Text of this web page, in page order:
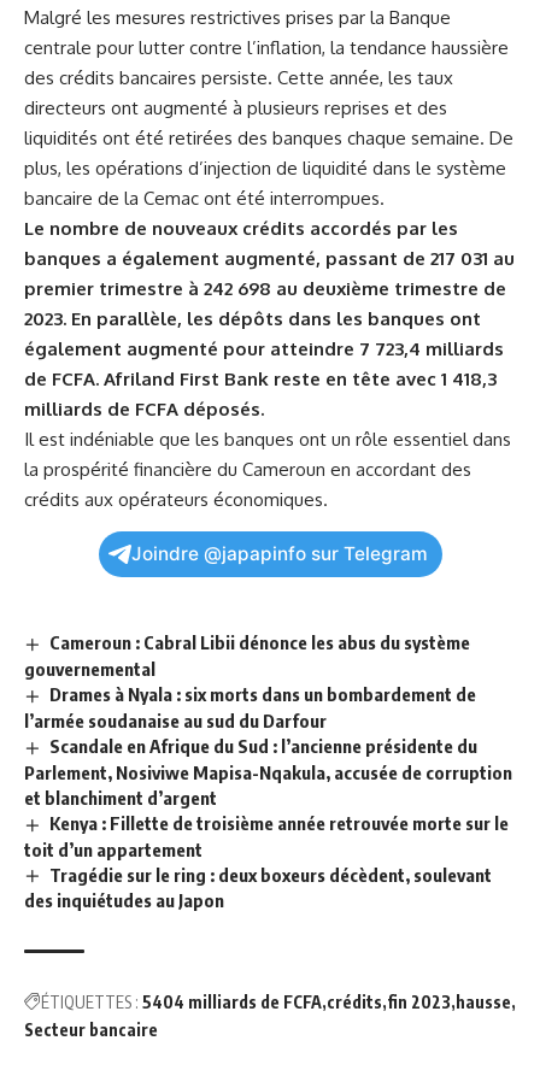
Malgré les mesures restrictives prises par la Banque
centrale pour lutter contre‌ l’inflation, la tendance ⁣haussière
des crédits bancaires persiste. Cette année, les taux
directeurs ont augmenté à plusieurs reprises et des
liquidités ont été retirées des banques chaque semaine. De
‌plus, les opérations d’injection ⁤de liquidité ​dans le système
bancaire de la Cemac ont été interrompues.
Le nombre de nouveaux⁢ crédits accordés par ⁣les
banques a également augmenté, passant de 217 031 au
premier trimestre à ⁣242 698 au deuxième trimestre‍ de
2023. En parallèle, les ⁣dépôts dans les banques ont
également augmenté pour atteindre 7 723,4 milliards
de FCFA. Afriland First Bank ​reste en tête avec 1 418,3
milliards de FCFA déposés.
Il est indéniable que les ⁤banques ont un rôle essentiel dans
la ⁣prospérité financière du Cameroun en accordant‍ des
⁣crédits aux⁢ opérateurs économiques.
Joindre @japapinfo sur Telegram
Cameroun : Cabral Libii dénonce les abus du système
gouvernemental
Drames à Nyala : six morts dans un bombardement de
l’armée soudanaise au sud du Darfour
Scandale en Afrique du Sud : l’ancienne présidente du
Parlement, Nosiviwe Mapisa-Nqakula, accusée de corruption
et blanchiment d’argent
Kenya : Fillette de troisième année retrouvée morte sur le
toit d’un appartement
Tragédie sur le ring : deux boxeurs décèdent, soulevant
des inquiétudes au Japon
ÉTIQUETTES : 5404 milliards de FCFA crédits fin 2023 hausse
Secteur bancaire